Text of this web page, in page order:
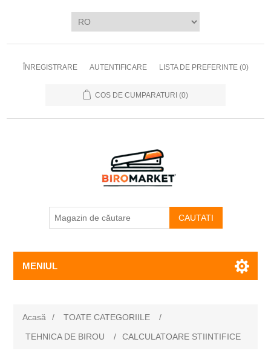
ÎNREGISTRARE AUTENTIFICARE LISTA DE PREFERINTE (0)
COS DE CUMPARATURI (0)
CAUTATI
MENIUL
Acasă / TOATE CATEGORIILE
/
TEHNICA DE BIROU
/ CALCULATOARE STIINTIFICE